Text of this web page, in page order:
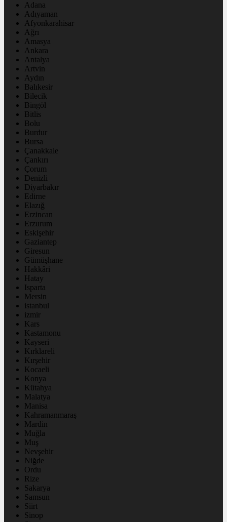
Adana
Adıyaman
Afyonkarahisar
Ağrı
Amasya
Ankara
Antalya
Artvin
Aydın
Balıkesir
Bilecik
Bingöl
Bitlis
Bolu
Burdur
Bursa
Çanakkale
Çankırı
Çorum
Denizli
Diyarbakır
Edirne
Elazığ
Erzincan
Erzurum
Eskişehir
Gaziantep
Giresun
Gümüşhane
Hakkâri
Hatay
Isparta
Mersin
istanbul
izmir
Kars
Kastamonu
Kayseri
Kırklareli
Kırşehir
Kocaeli
Konya
Kütahya
Malatya
Manisa
Kahramanmaraş
Mardin
Muğla
Muş
Nevşehir
Niğde
Ordu
Rize
Sakarya
Samsun
Siirt
Sinop